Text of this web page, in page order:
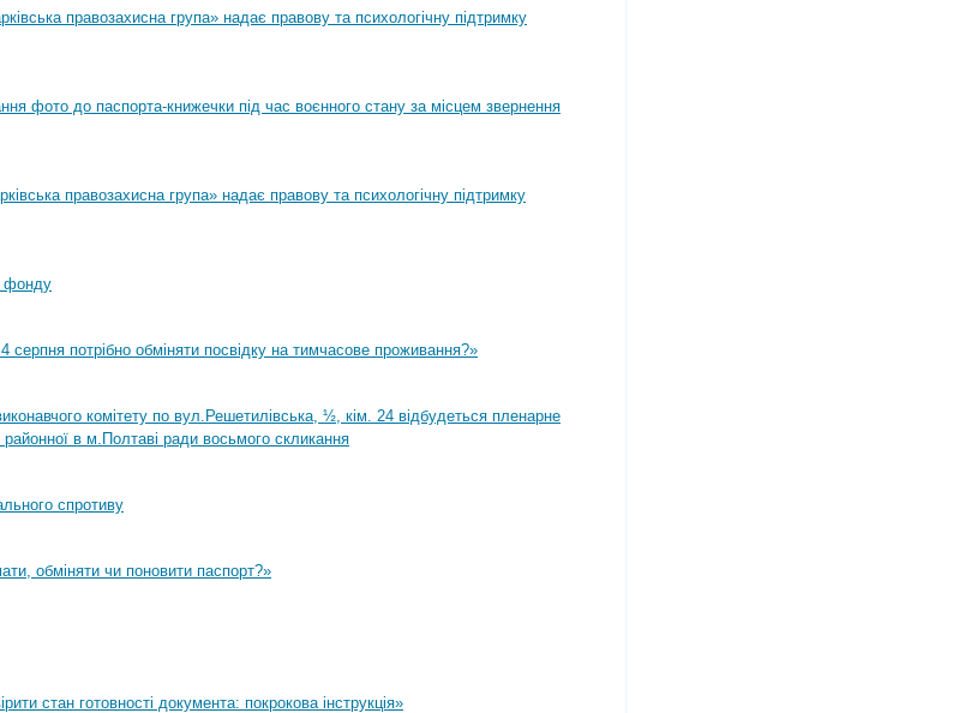
правозахисна група» надає правову та психологічну підтримку
фото до паспорта-книжечки під час воєнного стану за місцем звернення
правозахисна група» надає правову та психологічну підтримку
фонду
потрібно обміняти посвідку на тимчасове проживання?»
комітету по вул.Решетилівська, ½, кім. 24 відбудеться пленарне
районної в м.Полтаві ради восьмого скликання
спротиву
обміняти чи поновити паспорт?»
стан готовності документа: покрокова інструкція»